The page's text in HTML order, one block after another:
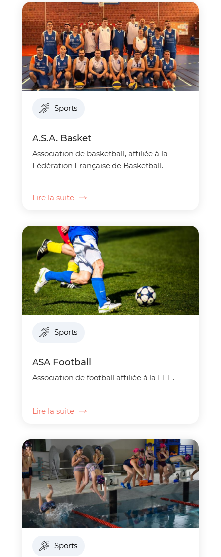
Sports
A.S.A. Basket
Association de basketball, affiliée à la
Fédération Française de Basketball.
Lire la suite
Sports
ASA Football
Association de football affiliée à la FFF.
Lire la suite
Sports